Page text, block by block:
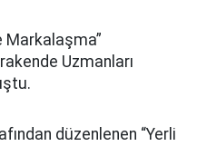
Markalaşma”
Uzmanları
düzenlenen “Yerli